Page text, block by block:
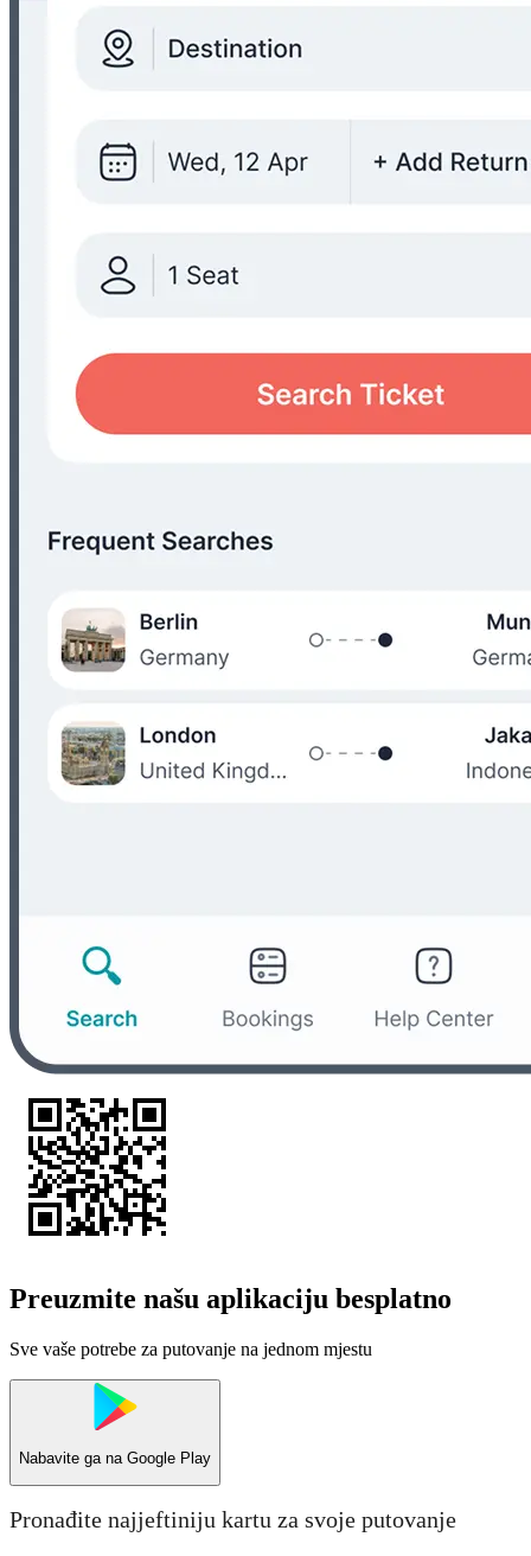
Preuzmite našu aplikaciju besplatno
Sve vaše potrebe za putovanje na jednom mjestu
Nabavite ga na Google Play
Pronađite najjeftiniju kartu za svoje putovanje